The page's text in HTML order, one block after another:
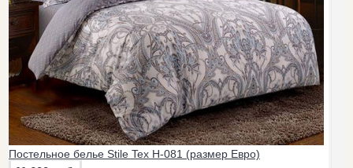
Постельное белье Stile Tex H-081 (размер Евро)